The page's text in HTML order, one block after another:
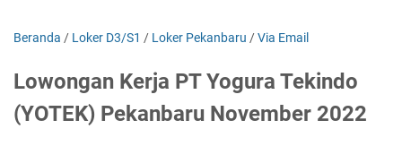
Beranda / Loker D3/S1 / Loker Pekanbaru /Via Email
Lowongan Kerja PT Yogura Tekindo
(YOTEK) Pekanbaru November 2022